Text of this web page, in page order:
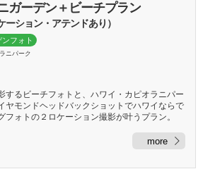
ガーデン＋ ビーチプラン
ーション・アテンドあり）
ンフォト
ニパーク
するビーチフォトと、ハワイ・カピオラニパー
ヤモンドヘッドバックショットでハワイならで
フォトの２ロケーション撮影が叶うプラン。
more